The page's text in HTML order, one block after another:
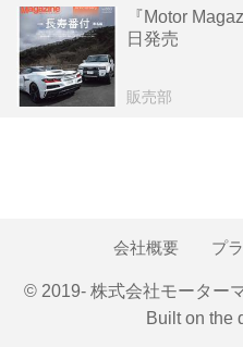
『Motor
日発売
販売部
会社概要 プ
© 2019- 株式会社モーター
Built on the